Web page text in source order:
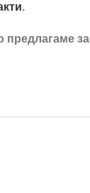
.
предлагаме за